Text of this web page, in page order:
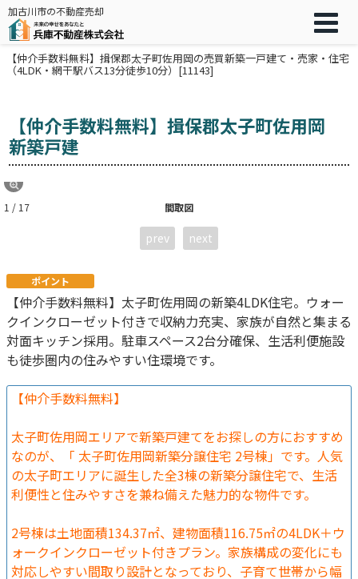
加古川市の不動産売却
【仲介手数料無料】揖保郡太子町佐用岡の売買新築一戸建て・売家・住宅
（4LDK・網干駅バス13分徒歩10分）[11143]
【仲介手数料無料】揖保郡太子町佐用岡
新築戸建
間取図
1 / 17
prev next
ポイント
【仲介手数料無料】太子町佐用岡の新築4LDK住宅。ウォー
クインクローゼット付きで収納力充実、家族が自然と集まる
対面キッチン採用。駐車スペース2台分確保、生活利便施設
も徒歩圏内の住みやすい住環境です。
【仲介手数料無料】
太子町佐用岡エリアで新築戸建てをお探しの方におすすめ
なのが、「 太子町佐用岡新築分譲住宅 2号棟」です。人気
の太子町エリアに誕生した全3棟の新築分譲住宅で、生活
利便性と住みやすさを兼ね備えた魅力的な物件です。
2号棟は土地面積134.37㎡、建物面積116.75㎡の4LDK＋ウ
ォークインクローゼット付きプラン。家族構成の変化にも
対応しやすい間取り設計となっており、子育て世帯から幅